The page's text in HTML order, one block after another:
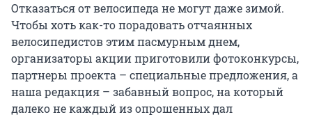
Отказаться от велосипеда не могут даже зимой.
Чтобы хоть как-то порадовать отчаянных
велосипедистов этим пасмурным днем,
организаторы акции приготовили фотоконкурсы,
партнеры проекта – специальные предложения, а
наша редакция – забавный вопрос, на который
далеко не каждый из опрошенных дал